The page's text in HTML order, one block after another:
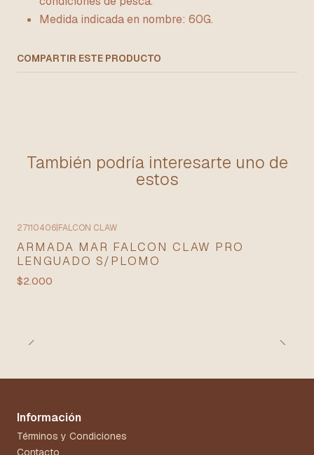
Medida indicada en nombre: 60G.
COMPARTIR ESTE PRODUCTO
También podría interesarte uno de
estos
27110406 FALCON CLAW
ARMADA MAR FALCON CLAW PRO
LENGUADO S/PLOMO
$2.000
Información
Términos y Condiciones
Contacto